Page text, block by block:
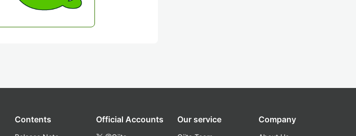
Contents Official Accounts Our service Company